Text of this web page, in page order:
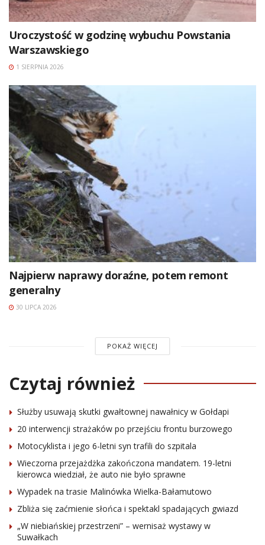
Uroczystość w godzinę wybuchu Powstania
Warszawskiego
1 SIERPNIA 2026
Najpierw naprawy doraźne, potem remont
generalny
30 LIPCA 2026
POKAŻ WIĘCEJ
Czytaj również
Służby usuwają skutki gwałtownej nawałnicy w Gołdapi
20 interwencji strażaków po przejściu frontu burzowego
Motocyklista i jego 6-letni syn trafili do szpitala
Wieczorna przejażdżka zakończona mandatem. 19-letni
kierowca wiedział, że auto nie było sprawne
Wypadek na trasie Malinówka Wielka-Bałamutowo
Zbliża się zaćmienie słońca i spektakl spadających gwiazd
„W niebiańskiej przestrzeni” – wernisaż wystawy w
Suwałkach